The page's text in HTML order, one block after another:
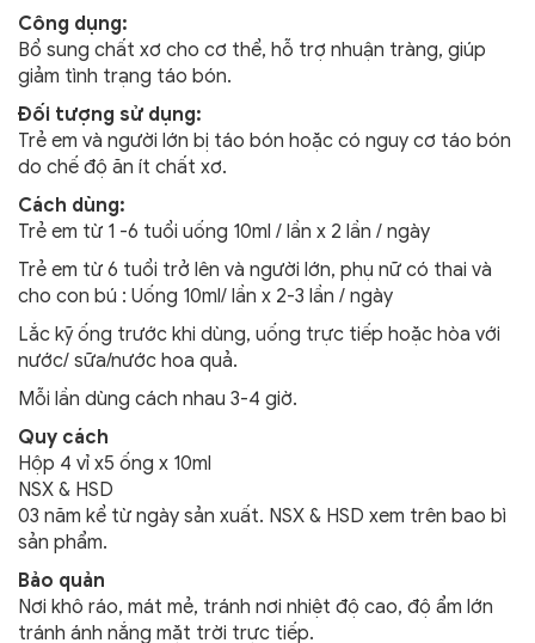
Công dụng:
Bổ sung chất xơ cho cơ thể, hỗ trợ nhuận tràng, giúp
giảm tình trạng táo bón.
Đối tượng sử dụng:
Trẻ em và người lớn bị táo bón hoặc có nguy cơ táo bón
do chế độ ăn ít chất xơ.
Cách dùng:
Trẻ em từ 1 -6 tuổi uống 10ml / lần x 2 lần / ngày
Trẻ em từ 6 tuổi trở lên và người lớn, phụ nữ có thai và
cho con bú : Uống 10ml/ lần x 2-3 lần / ngày
Lắc kỹ ống trước khi dùng, uống trực tiếp hoặc hòa với
nước/ sữa/nước hoa quả.
Mỗi lần dùng cách nhau 3-4 giờ.
Quy cách
Hộp 4 vỉ x5 ống x 10ml
NSX & HSD
03 năm kể từ ngày sản xuất. NSX & HSD xem trên bao bì
sản phẩm.
Bảo quản
Nơi khô ráo, mát mẻ, tránh nơi nhiệt độ cao, độ ẩm lớn
tránh ánh nắng mặt trời trực tiếp.